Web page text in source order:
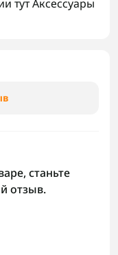
тутАксессуары
станьте
отзыв.